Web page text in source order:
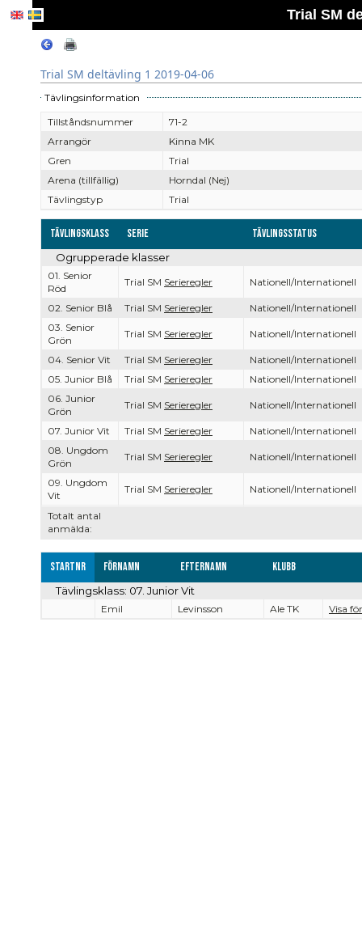
Trial SM
Trial SM deltävling 1 2019-04-06
Tävlingsinformation
Tillståndsnummer
71-2
Arrangör
Kinna MK
Gren
Trial
Arena (tillfällig)
Horndal (Nej)
Tävlingstyp
Trial
Tävlingsklass Serie Tävlingsstatus
Totalt antal
anmälda:
Ogrupperade klasser
01. Senior
Röd
Trial SM Serieregler Nationell/Internationell
02. Senior Blå Trial SM Serieregler
Nationell/Internationell
03. Senior
Grön
Trial SM Serieregler Nationell/Internationell
04. Senior Vit Trial SM Serieregler
Nationell/Internationell
05. Junior Blå
Trial SM Serieregler
Nationell/Internationell
06. Junior
Grön
Trial SM Serieregler Nationell/Internationell
07. Junior Vit Trial SM Serieregler
Nationell/Internationell
08. Ungdom
Grön
Trial SM Serieregler Nationell/Internationell
09. Ungdom
Vit
Trial SM Serieregler Nationell/Internationell
Startnr Förnamn Efternamn Klubb
Tävlingsklass: 07. Junior Vit
Emil Levinsson Ale TK Visa